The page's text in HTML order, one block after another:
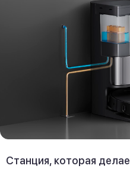
Станция, которая